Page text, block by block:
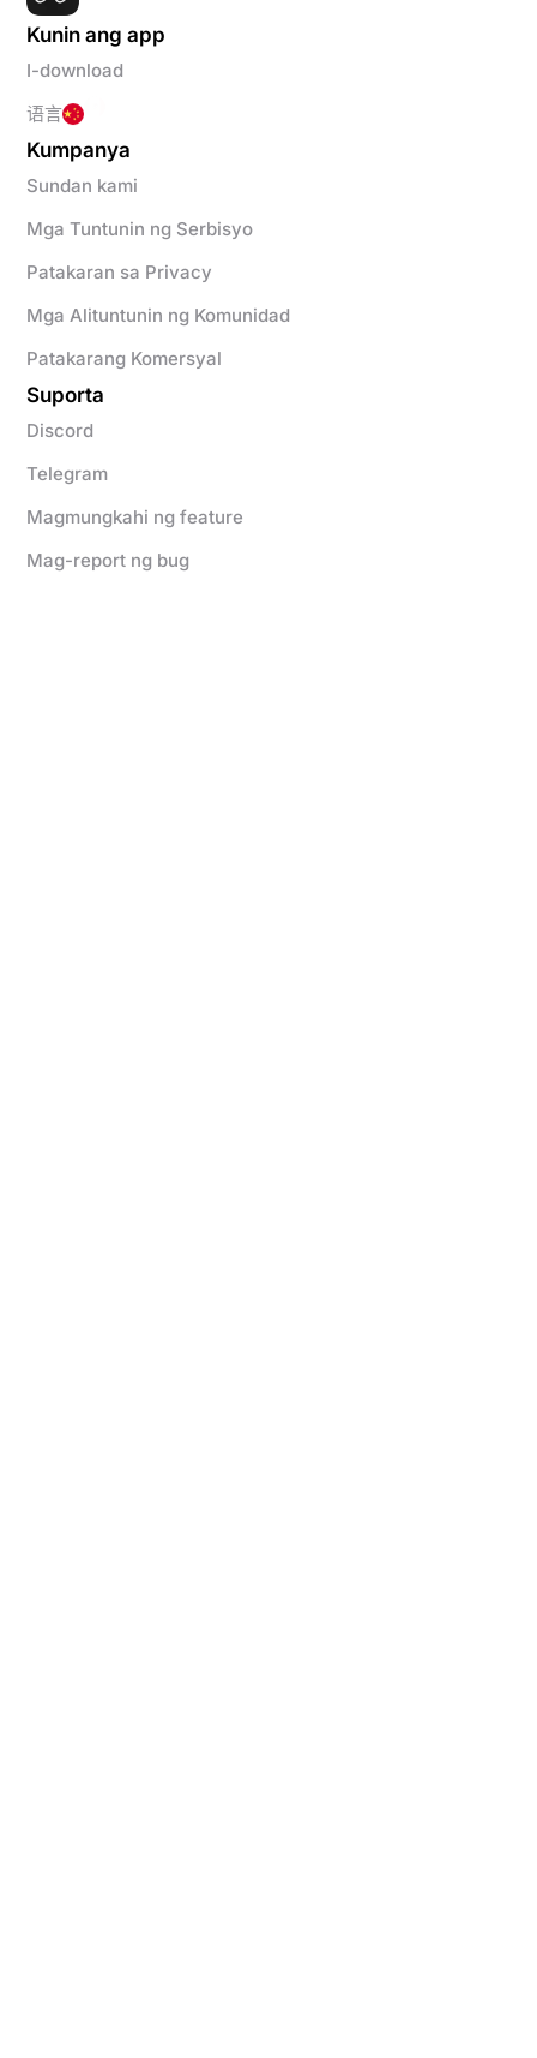
Kunin ang app
I-download
语言
Kumpanya
Sundan kami
Mga Tuntunin ng Serbisyo
Patakaran sa Privacy
Mga Alituntunin ng Komunidad
Patakarang Komersyal
Suporta
Discord
Telegram
Magmungkahi ng feature
Mag-report ng bug